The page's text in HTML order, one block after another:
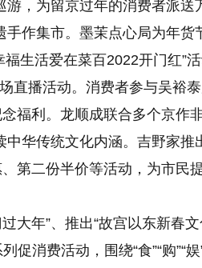
，为留京过年的消费者派送
手作集市。墨茉点心局为年货
生活爱在菜百2022开门红”
直播活动。消费者参与吴裕
福利。龙顺成联合多个京作
华传统文化内涵。吉野家推
第二份半价等活动，为市民提
大年”、推出“故宫以东新春
促消费活动，围绕“食”“购”“